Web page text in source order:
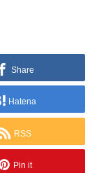
Share
Hatena
RSS
Pin it